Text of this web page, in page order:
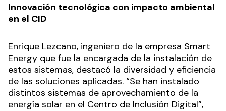
Innovación tecnológica con impacto ambiental
en el CID
Enrique Lezcano, ingeniero de la empresa Smart
Energy que fue la encargada de la instalación de
estos sistemas, destacó la diversidad y eficiencia
de las soluciones aplicadas. “Se han instalado
distintos sistemas de aprovechamiento de la
energía solar en el Centro de Inclusión Digital”,